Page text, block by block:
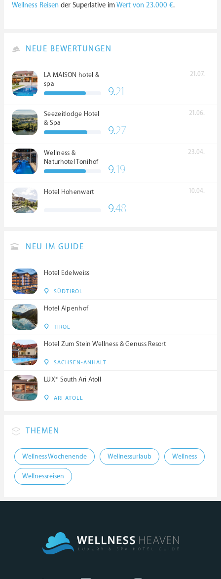
Wellness Reisen der Superlative imWert von 23.000 €.
NEUE BEWERTUNGEN
LA MAISON hotel &
spa
21.07.
9.21
Seezeitlodge Hotel
& Spa
21.06.
9.27
Wellness &
Naturhotel Tonihof
****S
23.04.
9.19
Hotel Hohenwart 10.04.
9.48
NEU IM GUIDE
Hotel Edelweiss
SÜDTIROL
Hotel Alpenhof
TIROL
Hotel Zum Stein Wellness & Genuss Resort
SACHSEN-ANHALT
LUX* South Ari Atoll
ARI ATOLL
THEMEN
Wellness Wochenende Wellnessurlaub Wellness
Wellnessreisen